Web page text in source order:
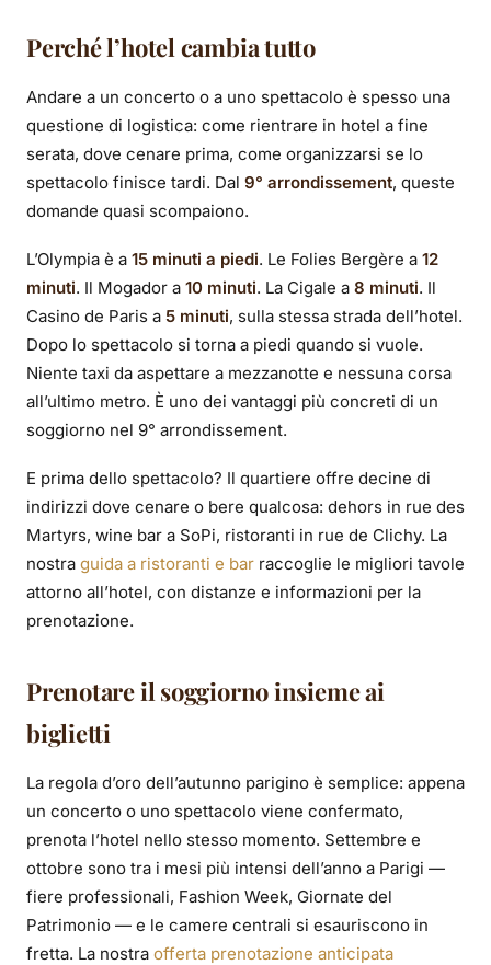
Perché l’hotel cambia tutto
Andare a un concerto o a uno spettacolo è spesso una
questione di logistica: come rientrare in hotel a fine
serata, dove cenare prima, come organizzarsi se lo
spettacolo finisce tardi. Dal 9° arrondissement, queste
domande quasi scompaiono.
L’Olympia è a 15 minuti a piedi. Le Folies Bergère a 12
minuti. Il Mogador a 10 minuti. La Cigale a 8 minuti. Il
Casino de Paris a 5 minuti, sulla stessa strada dell’hotel.
Dopo lo spettacolo si torna a piedi quando si vuole.
Niente taxi da aspettare a mezzanotte e nessuna corsa
all’ultimo metro. È uno dei vantaggi più concreti di un
soggiorno nel 9° arrondissement.
E prima dello spettacolo? Il quartiere offre decine di
indirizzi dove cenare o bere qualcosa: dehors in rue des
Martyrs, wine bar a SoPi, ristoranti in rue de Clichy. La
nostra guida a ristoranti e bar raccoglie le migliori tavole
attorno all’hotel, con distanze e informazioni per la
prenotazione.
Prenotare il soggiorno insieme ai
biglietti
La regola d’oro dell’autunno parigino è semplice: appena
un concerto o uno spettacolo viene confermato,
prenota l’hotel nello stesso momento. Settembre e
ottobre sono tra i mesi più intensi dell’anno a Parigi —
fiere professionali, Fashion Week, Giornate del
Patrimonio — e le camere centrali si esauriscono in
fretta. La nostra offerta prenotazione anticipata